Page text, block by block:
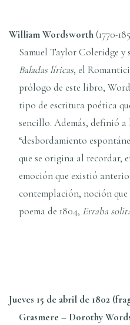
William Wordsworth(1770-
Samuel Taylor Coleridge
Baladas líricas, el
prólogo de este libro,
tipo de escritura poética
sencillo. Además, definió a
“desbordamiento
que se origina al recordar,
emoción que existió
contemplación, noción que
poema de 1804, Erraba
Jueves 15 de abril de 1802
Grasmere – Dorothy